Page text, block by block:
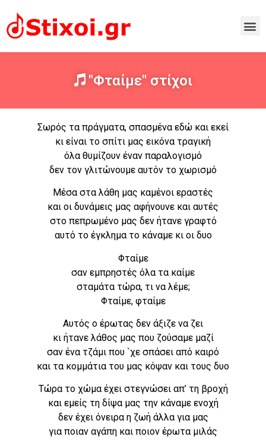
"Φταίμε" στίχοι
Σωρός τα πράγματα, σπασμένα εδώ και εκεί
κι είναι το σπίτι μας εικόνα τραγική
όλα θυμίζουν έναν παραλογισμό
δεν τον γλιτώνουμε αυτόν το χωρισμό
Μέσα στα λάθη μας καμένοι εραστές
και οι δυνάμεις μας αφήνουνε και αυτές
στο πεπρωμένο μας δεν ήτανε γραφτό
αυτό το έγκλημα το κάναμε κι οι δυο
Φταίμε
σαν εμπρηστές όλα τα καίμε
σταμάτα τώρα, τι να λέμε;
Φταίμε, φταίμε
Αυτός ο έρωτας δεν άξιζε να ζει
κι ήτανε λάθος μας που ζούσαμε μαζί
σαν ένα τζάμι που `χε σπάσει από καιρό
και τα κομμάτια του μας κόψαν και τους δυο
Τώρα το χώμα έχει στεγνώσει απ’ τη βροχή
και εμείς τη δίψα μας την κάναμε ενοχή
δεν έχει όνειρα η ζωή άλλα για μας
για ποιαν αγάπη και ποιον έρωτα μιλάς